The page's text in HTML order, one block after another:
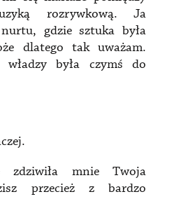
rozrywkową. Ja
gdzie sztuka była
dlatego tak uważam.
była czymś do
mnie Twoja
przecież z bardzo